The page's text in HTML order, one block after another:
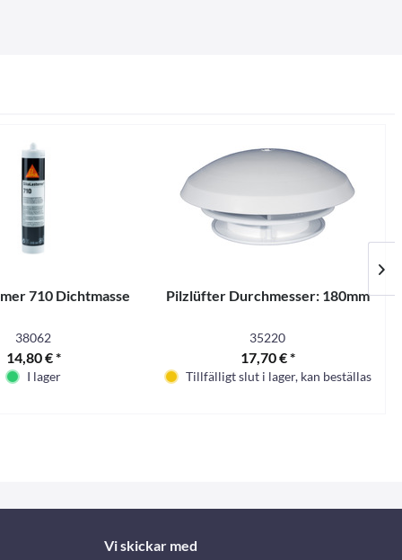
710 Dichtmasse
38062
14,80 € *
I lager
Pilzlüfter Durchmesser: 180mm
35220
17,70 € *
Tillfälligt slut i lager, kan beställas
Vi skickar med